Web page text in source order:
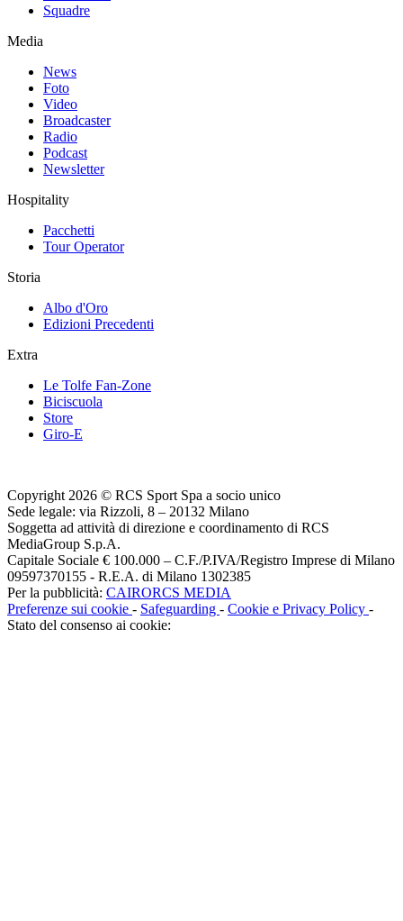
Squadre
Media
News
Foto
Video
Broadcaster
Radio
Podcast
Newsletter
Hospitality
Pacchetti
Tour Operator
Storia
Albo d'Oro
Edizioni Precedenti
Extra
Le Tolfe Fan-Zone
Biciscuola
Store
Giro-E
Copyright 2026 © RCS Sport Spa a socio unico
Sede legale: via Rizzoli, 8 – 20132 Milano
Soggetta ad attività di direzione e coordinamento di RCS
MediaGroup S.p.A.
Capitale Sociale € 100.000 – C.F./P.IVA/Registro Imprese di Milano
09597370155 - R.E.A. di Milano 1302385
Per la pubblicità: CAIRORCS MEDIA
Preferenze sui cookie - Safeguarding - Cookie e Privacy Policy -
Stato del consenso ai cookie: